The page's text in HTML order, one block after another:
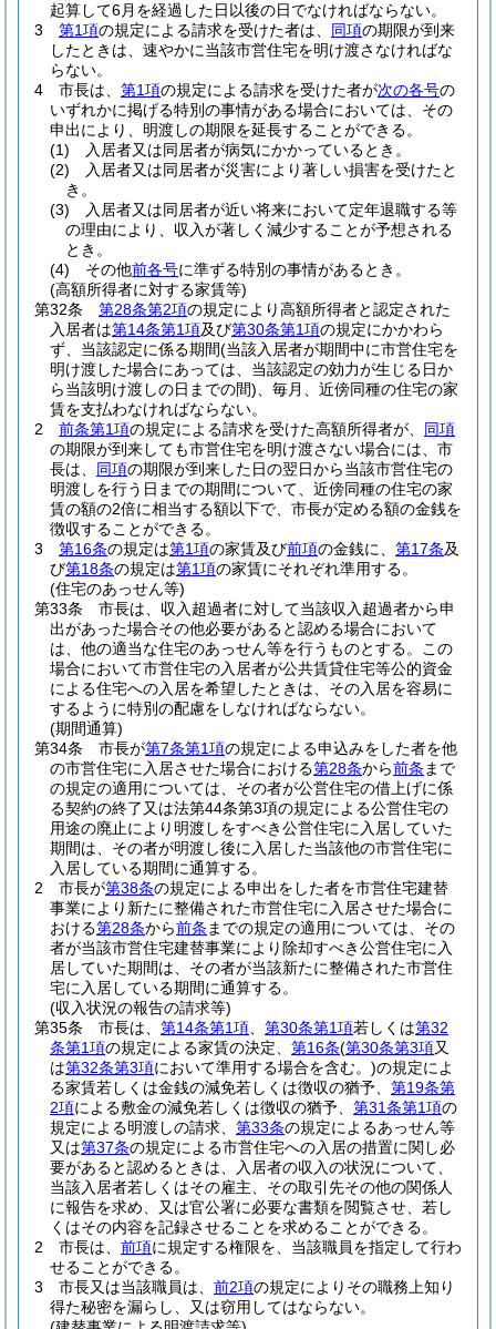
起算して6月を経過した日以後の日でなければならない。
3
第1項の規定による請求を受けた者は、 同項の期限が到来
したときは、速やかに当該市営住宅を明け渡さなければな
らない。
4
市長は、 第1項の規定による請求を受けた者が次の各号の
いずれかに掲げる特別の事情がある場合においては、その
申出により、明渡しの期限を延長することができる。
(1)
入居者又は同居者が病気にかかっているとき。
(2)
入居者又は同居者が災害により著しい損害を受けたと
き。
(3)
入居者又は同居者が近い将来において定年退職する等
の理由により、収入が著しく減少することが予想される
とき。
(4)
その他前各号に準ずる特別の事情があるとき。
(高額所得者に対する家賃等)
第32条
第28条第2項の規定により高額所得者と認定された
入居者は第14条第1項及び第30条第1項の規定にかかわら
ず、当該認定に係る期間(当該入居者が期間中に市営住宅を
明け渡した場合にあっては、当該認定の効力が生じる日か
ら当該明け渡しの日までの間) 、毎月、近傍同種の住宅の家
賃を支払わなければならない。
2
前条第1項の規定による請求を受けた高額所得者が、 同項
の期限が到来しても市営住宅を明け渡さない場合には、市
長は、 同項の期限が到来した日の翌日から当該市営住宅の
明渡しを行う日までの期間について、近傍同種の住宅の家
賃の額の2倍に相当する額以下で、市長が定める額の金銭を
徴収することができる。
3
第16条の規定は第1項の家賃及び前項の金銭に、 第17条及
び第18条の規定は第1項の家賃にそれぞれ準用する。
(住宅のあっせん等)
第33条
市長は、収入超過者に対して当該収入超過者から申
出があった場合その他必要があると認める場合において
は、他の適当な住宅のあっせん等を行うものとする。
この
場合において市営住宅の入居者が公共賃貸住宅等公的資金
による住宅への入居を希望したときは、その入居を容易に
するように特別の配慮をしなければならない。
(期間通算)
第34条
市長が第7条第1項の規定による申込みをした者を他
の市営住宅に入居させた場合における第28条から前条 まで
の規定の適用については、その者が公営住宅の借上げに係
る契約の終了又は法第44条第3項の規定による公営住宅の
用途の廃止により明渡しをすべき公営住宅に入居していた
期間は、その者が明渡し後に入居した当該他の市営住宅に
入居している期間に通算する。
2
市長が第38条の規定による申出をした者を市営住宅建替
事業により新たに整備された市営住宅に入居させた場合に
おける第28条から前条 までの規定の適用については、その
者が当該市営住宅建替事業により除却すべき公営住宅に入
居していた期間は、その者が当該新たに整備された市営住
宅に入居している期間に通算する。
(収入状況の報告の請求等)
第35条
市長は、 第14条第1項 第30条第1項若しくは第32
条第1項の規定による家賃の決定、 第16条(第30条第3項又
は第32条第3項において準用する場合を含む。)の規定によ
る家賃若しくは金銭の減免若しくは徴収の猶予、 第19条第
2項による敷金の減免若しくは徴収の猶予、 第31条第1項の
規定による明渡しの請求、 第33条の規定によるあっせん等
又は第37条の規定による市営住宅への入居の措置に関し必
要があると認めるときは、入居者の収入の状況について、
当該入居者若しくはその雇主、その取引先その他の関係人
に報告を求め、又は官公署に必要な書類を閲覧させ、若し
くはその内容を記録させることを求めることができる。
2
市長は、 前項に規定する権限を、当該職員を指定して行わ
せることができる。
3
市長又は当該職員は、 前2項の規定によりその職務上知り
得た秘密を漏らし、又は窃用してはならない。